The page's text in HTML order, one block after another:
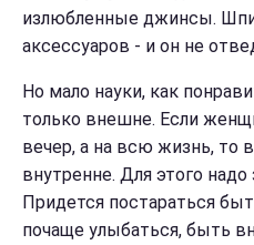
излюбленные джинсы.
аксессуаров - и он не
Но мало науки, как
только внешне. Если
вечер, а на всю жизнь, то
внутренне. Для этого
Придется постараться
почаще улыбаться, быть